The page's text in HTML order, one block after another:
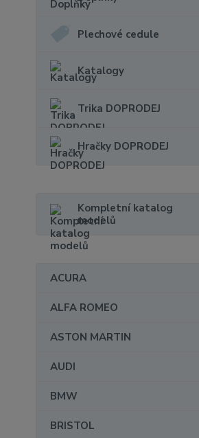
Plechové cedule
Katalogy
Trika DOPRODEJ
Hračky DOPRODEJ
Kompletní katalog
modelů
ACURA
ALFA ROMEO
ASTON MARTIN
AUDI
BMW
BRISTOL